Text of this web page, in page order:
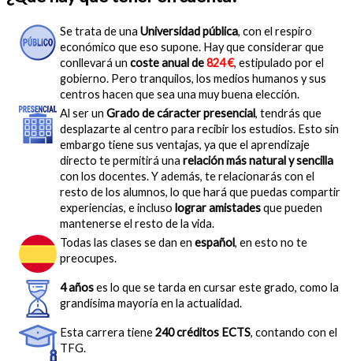
Se trata de una Universidad pública, con el respiro
económico que eso supone. Hay que considerar que
conllevará un coste anual de824 €, estipulado por el
gobierno. Pero tranquilos, los medios humanos y sus
centros hacen que sea una muy buena elección.
Al ser un Grado de cáracter presencial, tendrás que
desplazarte al centro para recibir los estudios. Esto sin
embargo tiene sus ventajas, ya que el aprendizaje
directo te permitirá una relación más natural y sencilla
con los docentes. Y además, te relacionarás con el
resto de los alumnos, lo que hará que puedas compartir
experiencias, e incluso lograr amistadesque pueden
mantenerse el resto de la vida.
Todas las clases se dan en español, en esto no te
preocupes.
4 añoses lo que se tarda en cursar este grado, como la
grandísima mayoría en la actualidad.
Esta carrera tiene240 créditos ECTS, contando con el
TFG.